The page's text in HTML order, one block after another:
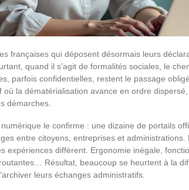
françaises qui déposent désormais leurs
quand il s’agit de formalités sociales, le
parfois confidentielles, restent le passage
la dématérialisation avance en ordre
démarches.
le confirme : une dizaine de portails
entre citoyens, entreprises et administrations.
expériences diffèrent. Ergonomie inégale,
Résultat, beaucoup se heurtent à la
leurs échanges administratifs.